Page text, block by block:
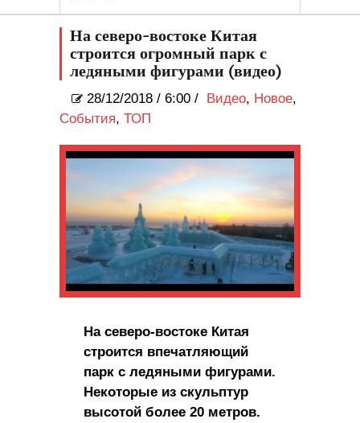
На северо-востоке Китая
строится огромный парк с
ледяными фигурами (видео)
28/12/2018 / 6:00 / Видео, Новое,
События, ТОП
На северо-востоке Китая
строится впечатляющий
парк с ледяными фигурами.
Некоторые из скульптур
высотой более 20 метров.